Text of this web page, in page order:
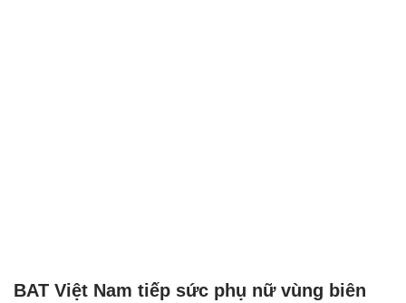
BAT Việt Nam tiếp sức phụ nữ vùng biên